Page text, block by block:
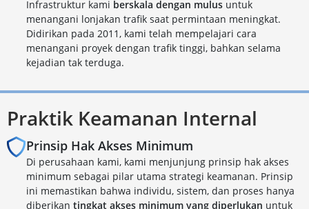
Infrastruktur kami berskala dengan mulus untuk
menangani lonjakan trafik saat permintaan meningkat.
Didirikan pada 2011, kami telah mempelajari cara
menangani proyek dengan trafik tinggi, bahkan selama
kejadian tak terduga.
Praktik Keamanan Internal
Prinsip Hak Akses Minimum
Di perusahaan kami, kami menjunjung prinsip hak akses
minimum sebagai pilar utama strategi keamanan. Prinsip
ini memastikan bahwa individu, sistem, dan proses hanya
diberikan tingkat akses minimum yang diperlukan untuk